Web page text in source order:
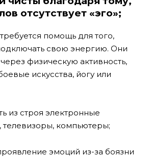
отсутствует «эго»;
помощь для того,
свою энергию. Они
через физическую активность,
искусства, йогу или
из строя электронные
телевизоры, компьютеры;
эмоций из-за боязни